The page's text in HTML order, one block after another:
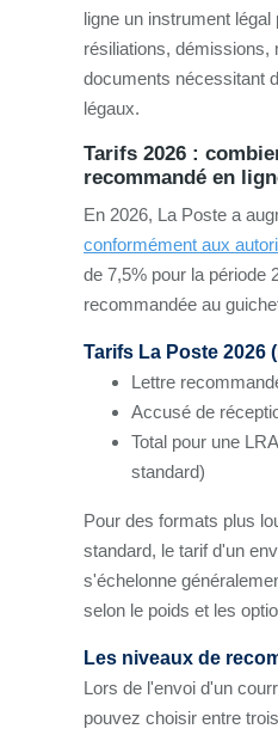
ligne un instrument
résiliations, démissions,
documents nécessitant
légaux.
Tarifs 2026 :
recommandé en
En 2026, La Poste a
conformément aux
de 7,5% pour la période
recommandée au
Tarifs La Poste 2026
Lettre
Accusé de
Total pour une
standard)
Pour des formats plus
standard, le tarif d'un
s'échelonne
selon le poids et les
Les niveaux de
Lors de l'envoi d'un
pouvez choisir entre